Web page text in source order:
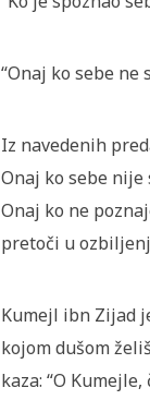
“Onaj ko sebe ne
Iz navedenih
Onaj ko sebe
Onaj ko ne
pretoči u
Kumejl ibn Zijad
kojom dušom
kaza: “O